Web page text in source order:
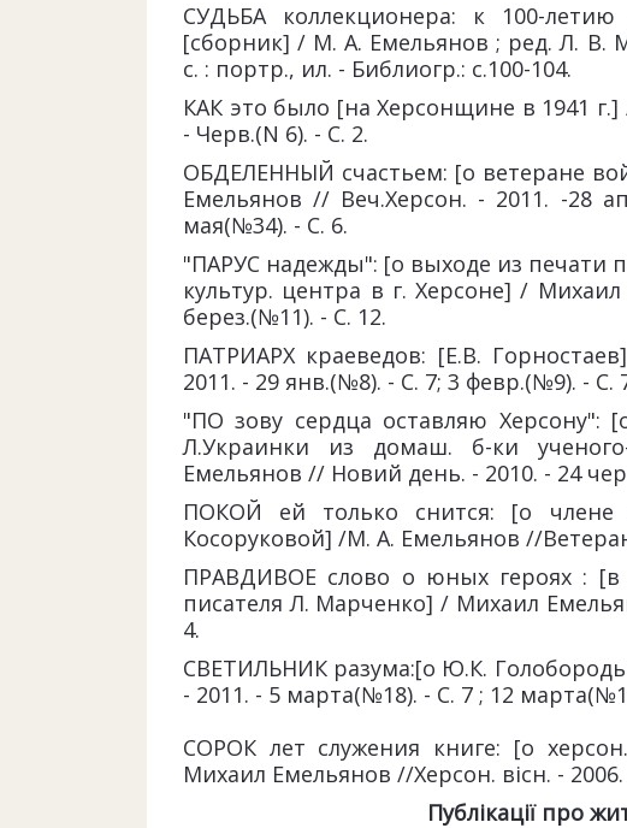
СУДЬБА коллекционера: к 100-
[сборник] / М. А. Емельянов ; ред. Л. В.
с. : портр., ил. - Библиогр.: с.100-104.
КАК это было [на Херсонщине в 1941
- Черв.(N 6). - С. 2.
ОБДЕЛЕННЫЙ счастьем: [о ветеране
Емельянов // Веч.Херсон. - 2011. -28
мая(№34). - С. 6.
"ПАРУС надежды": [о выходе из печати
культур. центра в г. Херсоне] /
берез.(№11). - С. 12.
ПАТРИАРХ краеведов: [Е.В.
2011. - 29 янв.(№8). - С. 7; 3 февр.(№9). - С.
"ПО зову сердца оставляю Херсону":
Л.Украинки из домаш. б-ки
Емельянов // Новий день. - 2010. - 24
ПОКОЙ ей только снится: [о члене
Косоруковой] /М. А. Емельянов //
ПРАВДИВОЕ слово о юных героях : [в
писателя Л. Марченко] / Михаил
4.
СВЕТИЛЬНИК разума:[о Ю.К.
- 2011. - 5 марта(№18). - С. 7 ; 12
СОРОК лет служения книге: [о
Михаил Емельянов //Херсон. вісн. -
Публікації про